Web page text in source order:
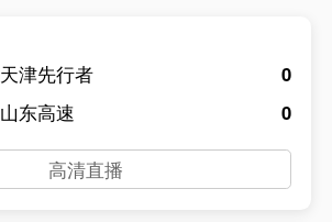
天津先行者
山东高速
0
0
高清直播